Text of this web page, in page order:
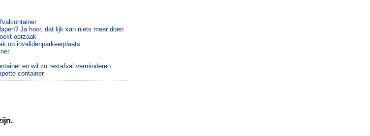
Ja hoor, dat lijk kan niets meer doen
oorzaak
op invalidenparkeerplaats
en wil zo restafval verminderen
container